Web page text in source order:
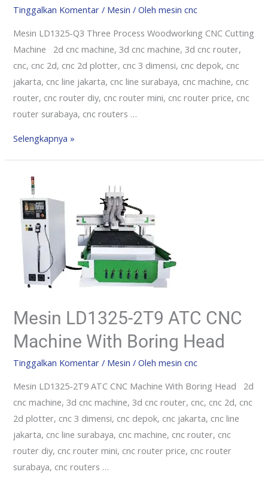
Tinggalkan Komentar / Mesin / Olehmesin cnc
Mesin LD1325-Q3 Three Process Woodworking CNC Cutting
Machine 2d cnc machine, 3d cnc machine, 3d cnc router,
cnc, cnc 2d, cnc 2d plotter, cnc 3 dimensi, cnc depok, cnc
jakarta, cnc line jakarta, cnc line surabaya, cnc machine, cnc
router, cnc router diy, cnc router mini, cnc router price, cnc
router surabaya, cnc routers …
Selengkapnya »
Mesin LD1325-2T9 ATC CNC
Machine With Boring Head
Tinggalkan Komentar / Mesin / Olehmesin cnc
Mesin LD1325-2T9 ATC CNC Machine With Boring Head 2d
cnc machine, 3d cnc machine, 3d cnc router, cnc, cnc 2d, cnc
2d plotter, cnc 3 dimensi, cnc depok, cnc jakarta, cnc line
jakarta, cnc line surabaya, cnc machine, cnc router, cnc
router diy, cnc router mini, cnc router price, cnc router
surabaya, cnc routers …